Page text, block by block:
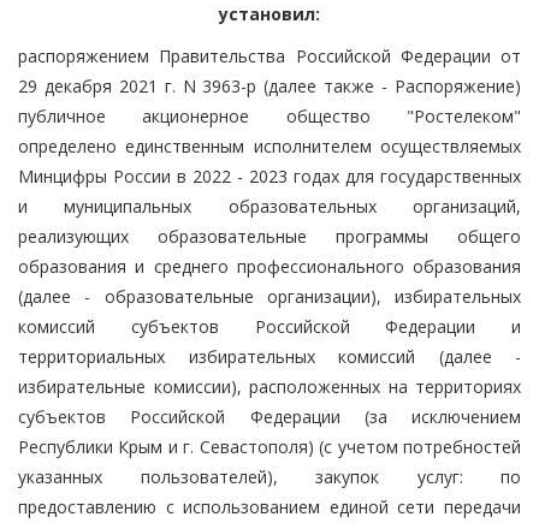
установил:
распоряжением Правительства Российской Федерации от
29 декабря 2021 г. N 3963-р (далее также - Распоряжение)
публичное акционерное общество "Ростелеком"
определено единственным исполнителем осуществляемых
Минцифры России в 2022 - 2023 годах для государственных
и муниципальных образовательных организаций,
реализующих образовательные программы общего
образования и среднего профессионального образования
(далее - образовательные организации), избирательных
комиссий субъектов Российской Федерации и
территориальных избирательных комиссий (далее -
избирательные комиссии), расположенных на территориях
субъектов Российской Федерации (за исключением
Республики Крым и г. Севастополя) (с учетом потребностей
указанных пользователей), закупок услуг: по
предоставлению с использованием единой сети передачи